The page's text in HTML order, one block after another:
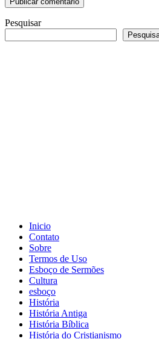
Pesquisar
Inicio
Contato
Sobre
Termos de Uso
Esboço de Sermões
Cultura
esboço
História
História Antiga
História Bíblica
História do Cristianismo